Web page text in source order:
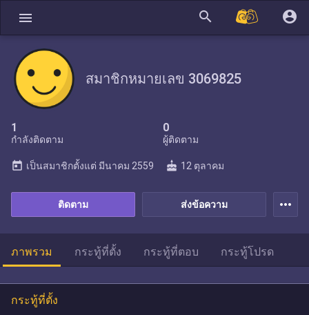
menu search account_circle
สมาชิกหมายเลข 3069825
1
กำลังติดตาม
0
ผู้ติดตาม
ส่งข้อความ
ติดตาม
today เป็นสมาชิกตั้งแต่ มีนาคม 2559 cake 12 ตุลาคม
more_horiz
ภาพรวม กระทู้ที่ตั้ง กระทู้ที่ตอบ กระทู้โปรด
กระทู้ที่ตั้ง